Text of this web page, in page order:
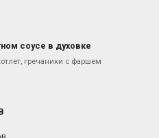
соусе в духовке
гречаники с фаршем